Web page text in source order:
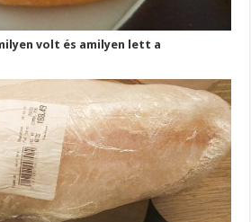
volt és amilyen lett a